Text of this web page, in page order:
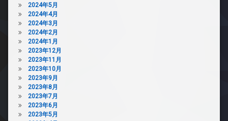
2024年5月
2024年4月
2024年3月
2024年2月
2024年1月
2023年12月
2023年11月
2023年10月
2023年9月
2023年8月
2023年7月
2023年6月
2023年5月